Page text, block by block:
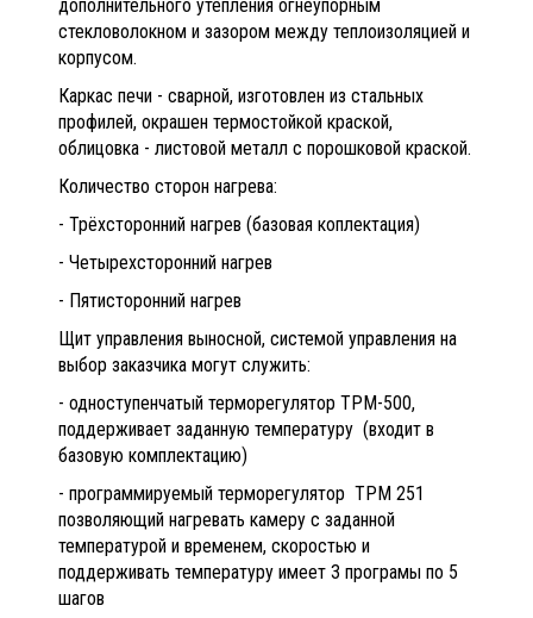
дополнительного утепления огнеупорным
стекловолокном и зазором между теплоизоляцией и
корпусом.
Каркас печи - сварной, изготовлен из стальных
профилей, окрашен термостойкой краской,
облицовка - листовой металл с порошковой краской.
Количество сторон нагрева:
- Трёхсторонний нагрев (базовая коплектация)
- Четырехсторонний нагрев
- Пятисторонний нагрев
Щит управления выносной, системой управления на
выбор заказчика могут служить:
- одноступенчатый терморегулятор ТРМ-500,
поддерживает заданную температуру (входит в
базовую комплектацию)
- программируемый терморегулятор ТРМ 251
позволяющий нагревать камеру с заданной
температурой и временем, скоростью и
поддерживать температуру имеет 3 програмы по 5
шагов